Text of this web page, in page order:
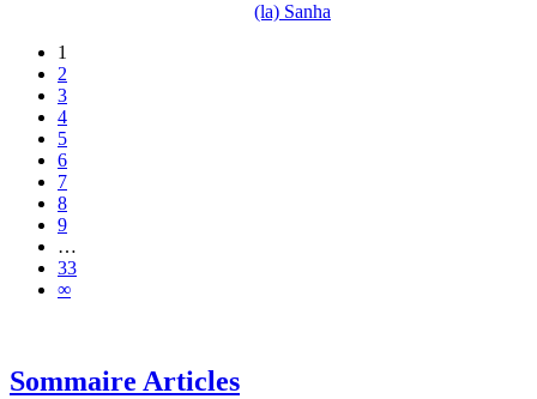
(la) Sanha
1
2
3
4
5
6
7
8
9
…
33
∞
Sommaire Articles